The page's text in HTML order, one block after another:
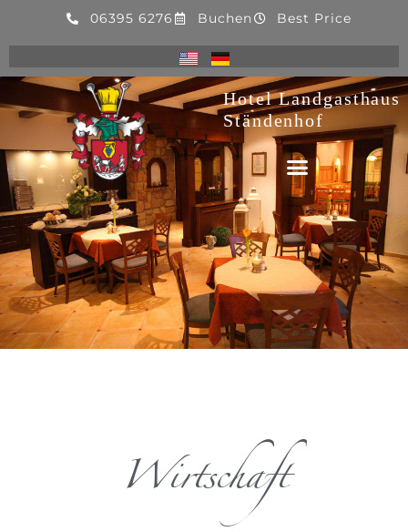
06395 6276 Buchen Best Price
Hotel Landgasthaus
Ständenhof
Wirtschaft